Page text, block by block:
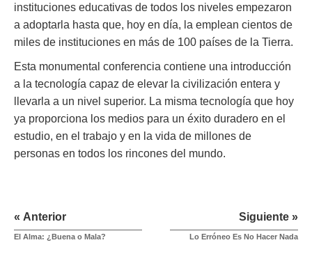
instituciones educativas de todos los niveles empezaron
a adoptarla hasta que, hoy en día, la emplean cientos de
miles de instituciones en más de 100 países de la Tierra.
Esta monumental conferencia contiene una introducción
a la tecnología capaz de elevar la civilización entera y
llevarla a un nivel superior. La misma tecnología que hoy
ya proporciona los medios para un éxito duradero en el
estudio, en el trabajo y en la vida de millones de
personas en todos los rincones del mundo.
« Anterior
El Alma: ¿Buena o Mala?
Siguiente »
Lo Erróneo Es No Hacer Nada